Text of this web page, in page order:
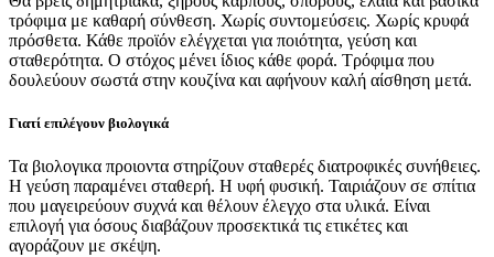
τρόφιμα με καθαρή σύνθεση. Χωρίς συντομεύσεις. Χωρίς κρυφά
πρόσθετα. Κάθε προϊόν ελέγχεται για ποιότητα, γεύση και
σταθερότητα. Ο στόχος μένει ίδιος κάθε φορά. Τρόφιμα που
δουλεύουν σωστά στην κουζίνα και αφήνουν καλή αίσθηση μετά.
Γιατί επιλέγουν βιολογικά
Τα βιολογικα προιοντα στηρίζουν σταθερές διατροφικές συνήθειες.
Η γεύση παραμένει σταθερή. Η υφή φυσική. Ταιριάζουν σε σπίτια
που μαγειρεύουν συχνά και θέλουν έλεγχο στα υλικά. Είναι
επιλογή για όσους διαβάζουν προσεκτικά τις ετικέτες και
αγοράζουν με σκέψη.